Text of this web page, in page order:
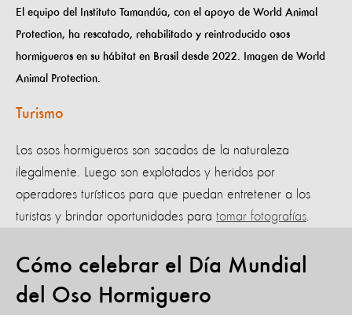
El equipo del Instituto Tamandúa, con el apoyo de World Animal
Protection, ha rescatado, rehabilitado y reintroducido osos
hormigueros en su hábitat en Brasil desde 2022. Imagen de World
Animal Protection.
Turismo
Los osos hormigueros son sacados de la naturaleza
ilegalmente. Luego son explotados y heridos por
operadores turísticos para que puedan entretener a los
turistas y brindar oportunidades para tomar fotografías.
Cómo celebrar el Día Mundial
del Oso Hormiguero